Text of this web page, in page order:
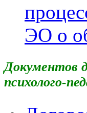
ЭО о
Документов
психолого-